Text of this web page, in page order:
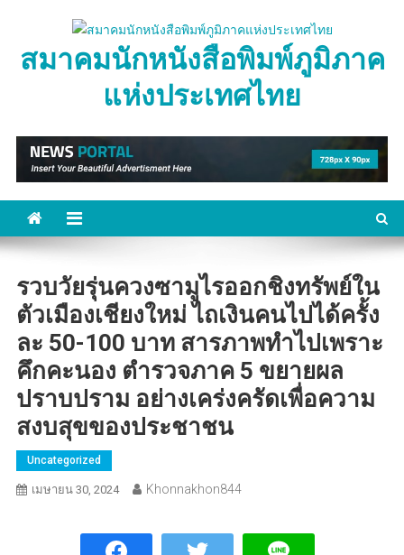
contentสมาคมนักหนังสือพิมพ์ภูมิภาค
แห่งประเทศไทย
รวบวัยรุ่นควงซามูไรออกชิงทรัพย์ใน
ตัวเมืองเชียงใหม่ ไถเงินคนไปได้ครั้ง
ละ 50-100 บาท สารภาพทำไปเพราะ
คึกคะนอง ตำรวจภาค 5 ขยายผล
ปราบปราม อย่างเคร่งครัดเพื่อความ
สงบสุขของประชาชน
Uncategorized
เมษายน 30, 2024 Khonnakhon844